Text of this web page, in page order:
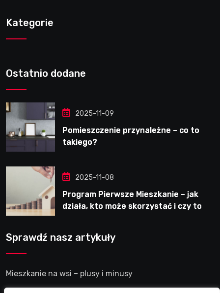
Kategorie
Ostatnio dodane
2025-11-09
Pomieszczenie przynależne – co to
takiego?
2025-11-08
Program Pierwsze Mieszkanie – jak
działa, kto może skorzystać i czy to
Sprawdź nasz artykuły
Mieszkanie na wsi – plusy i minusy